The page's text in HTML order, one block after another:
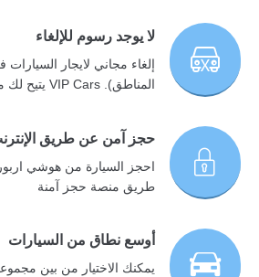
لا يوجد رسوم للإلغاء
إلغاء مجاني لايجار
المناطق). VIP Cars يتيح لك موقع
حجز آمن عن طريق
احجز السيارة من هوشي
طريق منصة حجز آمنة
أوسع نطاق من السيارات
يمكنك الاختيار من بين